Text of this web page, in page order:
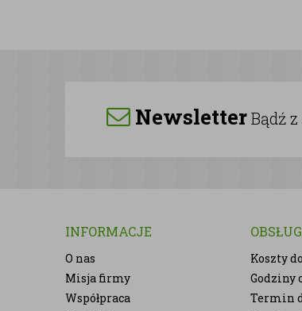
NewsletterBądź z
INFORMACJE
O nas
Misja firmy
Współpraca
Koszty
Godziny
Termin